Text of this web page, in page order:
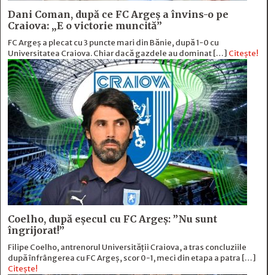
Dani Coman, după ce FC Argeș a învins-o pe
Craiova: „E o victorie muncită”
FC Argeș a plecat cu 3 puncte mari din Bănie, după 1-0 cu
Universitatea Craiova. Chiar dacă gazdele au dominat […] Citește!
Coelho, după eșecul cu FC Argeș: ”Nu sunt
îngrijorat!”
Filipe Coelho, antrenorul Universității Craiova, a tras concluziile
după înfrângerea cu FC Argeș, scor 0-1, meci din etapa a patra […]
Citește!